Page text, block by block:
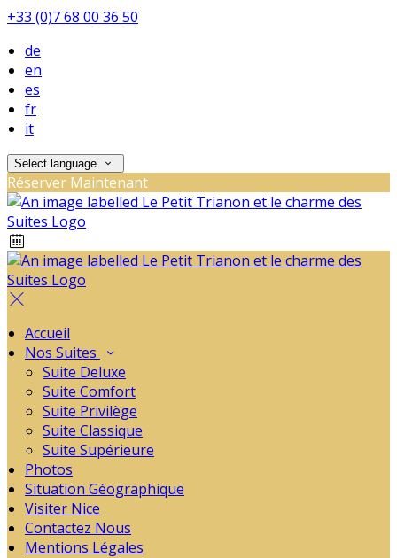
+33 (0)7 68 00 36 50
de
en
es
fr
it
Select language
Réserver Maintenant
Accueil
Nos Suites
Suite Deluxe
Suite Comfort
Suite Privilège
Suite Classique
Suite Supérieure
Photos
Situation Géographique
Visiter Nice
Contactez Nous
Mentions Légales